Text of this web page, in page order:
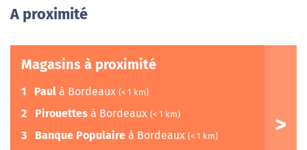
A proximité
Magasins à proximité
1 Paul à Bordeaux (< 1 km)
2 Pirouettes à Bordeaux (< 1 km)
3 Banque Populaire à Bordeaux (< 1 km)